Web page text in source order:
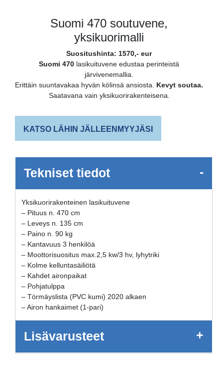
Suomi 470 soutuvene,
yksikuorimalli
Suositushinta: 1570,- eur
Suomi 470 lasikuituvene edustaa perinteistä
järvivenemallia.
Erittäin suuntavakaa hyvän kölinsä ansiosta.
Kevyt soutaa.
Saatavana vain yksikuorirakenteisena.
KATSO LÄHIN JÄLLEENMYYJÄSI
Tekniset tiedot -
Yksikuorirakenteinen lasikuituvene
– Pituus n. 470 cm
– Leveys n. 135 cm
– Paino n. 90 kg
– Kantavuus 3 henkilöä
– Moottorisuositus max.2,5 kw/3 hv, lyhytriki
– Kolme kelluntasäiliötä
– Kahdet aironpaikat
– Pohjatulppa
– Törmäyslista (PVC kumi) 2020 alkaen
– Airon hankaimet (1-pari)
Lisävarusteet +